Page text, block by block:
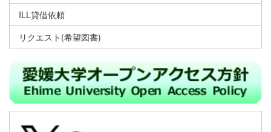
ILL貸借依頼
リクエスト(希望図書)